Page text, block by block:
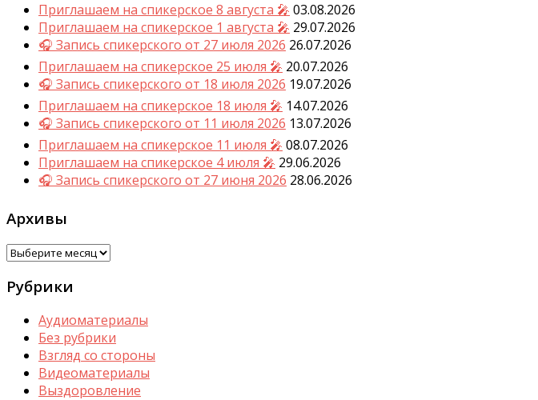
Приглашаем на спикерское 8 августа 🎤 03.08.2026
Приглашаем на спикерское 1 августа 🎤 29.07.2026
🎧 Запись спикерского от 27 июля 2026 26.07.2026
Приглашаем на спикерское 25 июля 🎤 20.07.2026
🎧 Запись спикерского от 18 июля 2026 19.07.2026
Приглашаем на спикерское 18 июля 🎤 14.07.2026
🎧 Запись спикерского от 11 июля 2026 13.07.2026
Приглашаем на спикерское 11 июля 🎤 08.07.2026
Приглашаем на спикерское 4 июля 🎤 29.06.2026
🎧 Запись спикерского от 27 июня 2026 28.06.2026
Архивы
Архивы
Рубрики
Аудиоматериалы
Без рубрики
Взгляд со стороны
Видеоматериалы
Выздоровление